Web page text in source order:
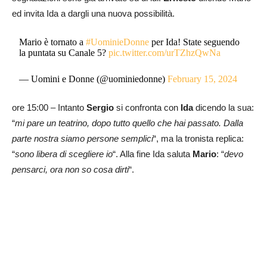
ed invita Ida a dargli una nuova possibilità.
Mario è tornato a#UominieDonne per Ida! State seguendo
la puntata su Canale 5?pic.twitter.com/urTZhzQwNa
— Uomini e Donne (@uominiedonne)February 15, 2024
ore 15:00 – Intanto Sergio si confronta con Idadicendo la sua:
“mi pare un teatrino, dopo tutto quello che hai passato. Dalla
parte nostra siamo persone semplici“, ma la tronista replica:
“sono libera di scegliere io“. Alla fine Ida saluta Mario: “devo
pensarci, ora non so cosa dirti“.